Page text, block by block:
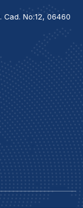
Cad. No:12, 06460